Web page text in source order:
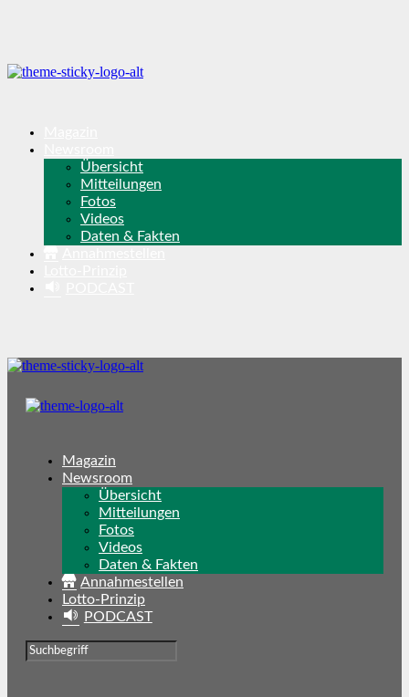
Übersicht
Mitteilungen
Fotos
Videos
Daten & Fakten
Magazin
Newsroom
Übersicht
Mitteilungen
Fotos
Videos
Daten & Fakten
Annahmestellen
Lotto-Prinzip
PODCAST